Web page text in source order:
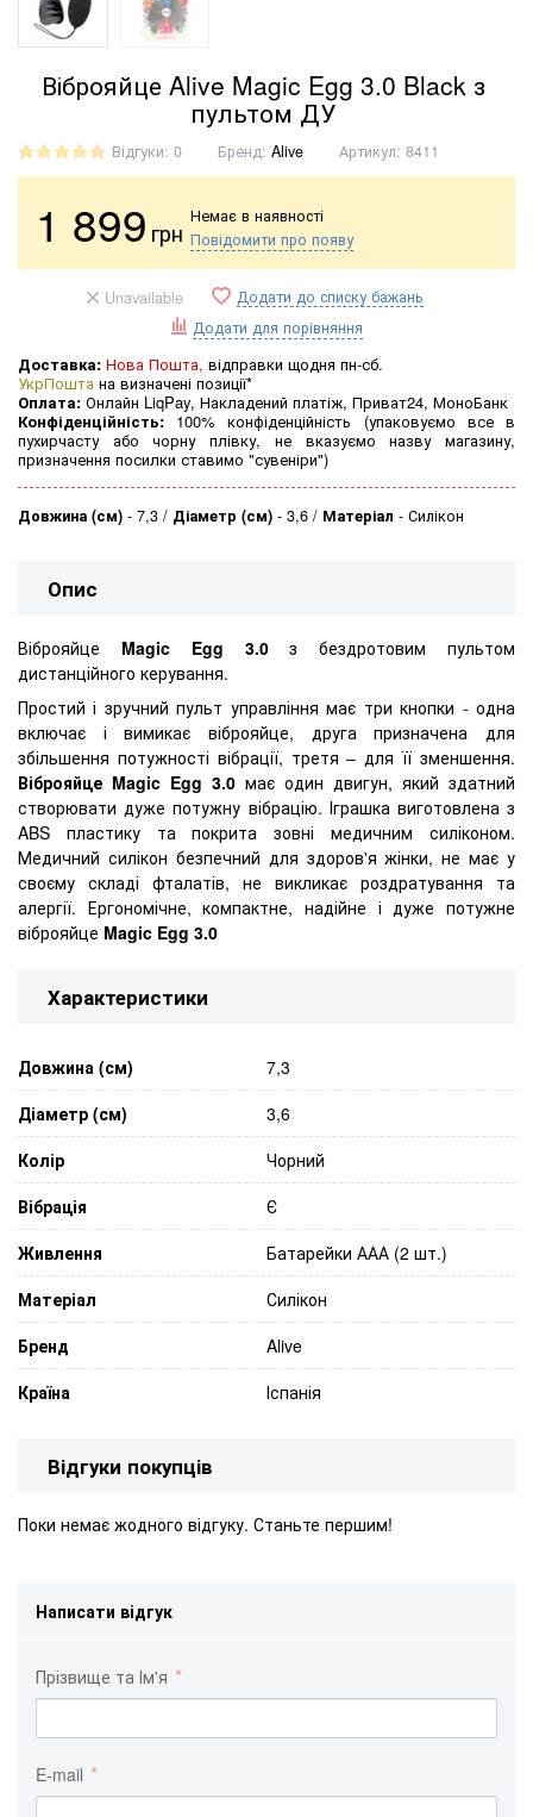
Віброяйце Alive Magic Egg 3.0 Black з
пультом ДУ
Відгуки: 0 Бренд: Alive Артикул: 8411
1 899 грн
Немає в наявності
Повідомити про появу
Unavailable
Додати до списку бажань
Додати для порівняння
Доставка: Нова Пошта, відправки щодня пн-сб.
УкрПошта на визначені позиції*
Оплата: Онлайн LiqPay, Накладений платіж, Приват24, МоноБанк
Конфіденційність: 100% конфіденційність (упаковуємо все в
пухирчасту або чорну плівку, не вказуємо назву магазину,
призначення посилки ставимо "сувеніри")
Довжина (см) - 7,3 Діаметр (см) - 3,6 Матеріал - Силікон
Опис
Віброяйце Magic Egg 3.0з бездротовим пультом
дистанційного керування.
Простий і зручний пульт управління має три кнопки - одна
включає і вимикає віброяйце, друга призначена для
збільшення потужності вібрації, третя – для її зменшення.
Віброяйце Magic Egg 3.0 має один двигун, який здатний
створювати дуже потужну вібрацію. Іграшка виготовлена ​​з
ABS пластику та покрита зовні медичним силіконом.
Медичний силікон безпечний для здоров'я жінки, не має у
своєму складі фталатів, не викликає роздратування та
алергії. Ергономічне, компактне, надійне і дуже потужне
віброяйце Magic Egg 3.0
Характеристики
Довжина (см)
7,3
Діаметр (см)
3,6
Колір
Чорний
Вібрація
Є
Живлення
Батарейки ААА (2 шт.)
Матеріал
Силікон
Бренд
Alive
Країна
Іспанія
Відгуки покупців
Поки немає жодного відгуку. Станьте першим!
Написати відгук
Прізвище та Ім'я
E-mail